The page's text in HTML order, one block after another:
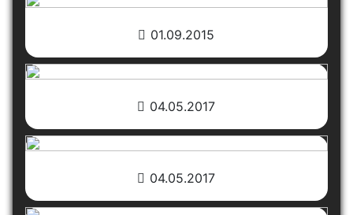
01.09.2015
04.05.2017
04.05.2017